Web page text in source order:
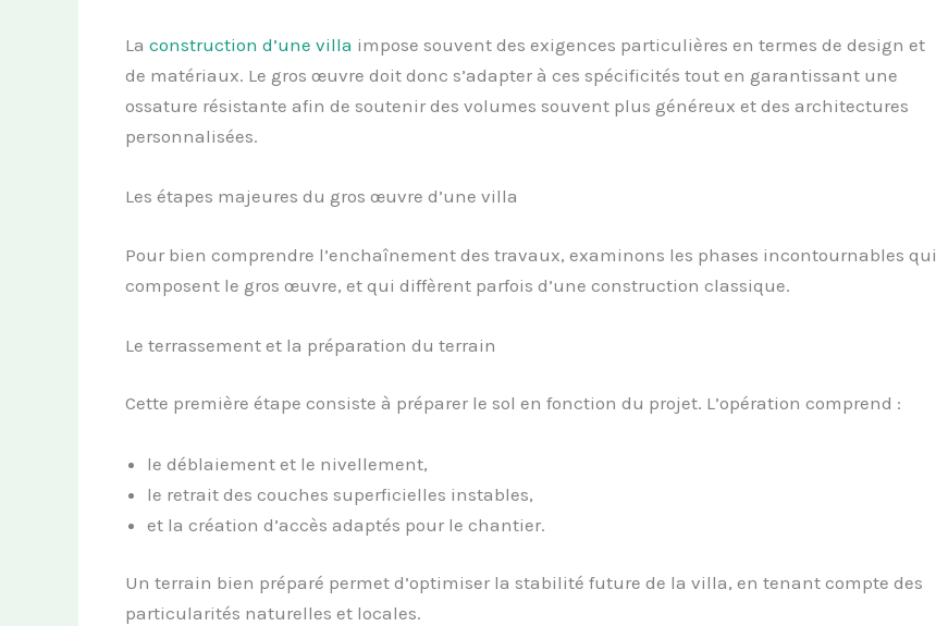
La construction d’une villa impose souvent des exigences particulières en termes de design et
de matériaux. Le gros œuvre doit donc s’adapter à ces spécificités tout en garantissant une
ossature résistante afin de soutenir des volumes souvent plus généreux et des architectures
personnalisées.
Les étapes majeures du gros œuvre d’une villa
Pour bien comprendre l’enchaînement des travaux, examinons les phases incontournables qui
composent le gros œuvre, et qui diffèrent parfois d’une construction classique.
Le terrassement et la préparation du terrain
Cette première étape consiste à préparer le sol en fonction du projet. L’opération comprend :
le déblaiement et le nivellement,
le retrait des couches superficielles instables,
et la création d’accès adaptés pour le chantier.
Un terrain bien préparé permet d’optimiser la stabilité future de la villa, en tenant compte des
particularités naturelles et locales.